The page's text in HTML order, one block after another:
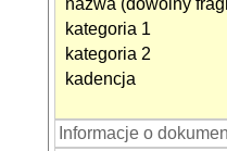
nazwa (dowolny
kategoria 1
kategoria 2
kadencja
Informacje o